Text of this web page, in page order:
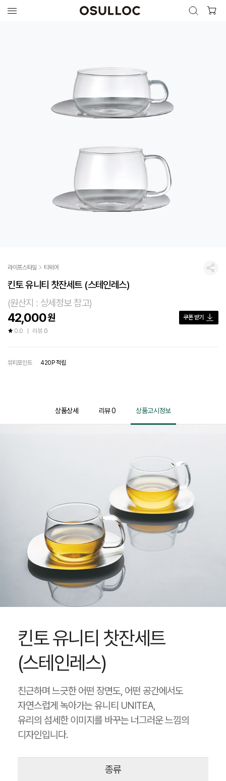
검색 열기
공유
라이프스타일 티웨어
킨토 유니티 찻잔세트 (스테인레스)
(원산지 : 상세정보 참고)
42,000원
쿠폰 받기
0.0
리뷰 0
뷰티포인트 420P 적립
상품상세 리뷰0 상품고시정보
킨토 유니티 찻잔세트
(스테인레스)
친근하며 느긋한 어떤 장면도, 어떤 공간에서도
자연스럽게 녹아가는 유니티 UNITEA,
유리의 섬세한 이미지를 바꾸는 너그러운 느낌의
디자인입니다.
종류